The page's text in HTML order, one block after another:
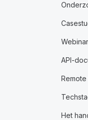
API-
Het